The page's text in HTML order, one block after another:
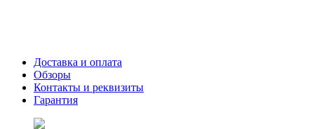
Доставка и оплата
Обзоры
Контакты и реквизиты
Гарантия